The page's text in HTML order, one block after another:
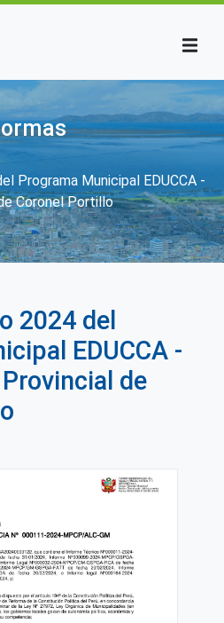
de ayuda a la
Programa Municipal EDUCCA -
Coronel Portillo
2024 del
EDUCCA -
de